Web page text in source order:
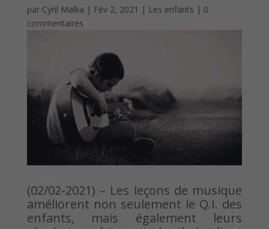
par Cyril Malka | Fév 2, 2021 | Les enfants | 0
commentaires
(02/02-2021) – Les leçons de musique
améliorent non seulement le Q.I. des
enfants, mais également leurs